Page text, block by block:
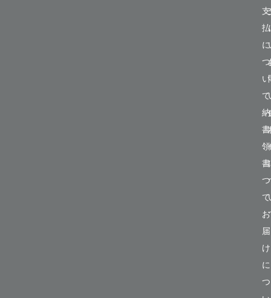
支
払
に
つ
い
て
て
お
届
け
に
つ